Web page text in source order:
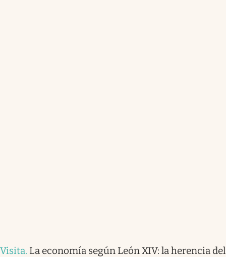
Visita. La economía según León XIV: la herencia del